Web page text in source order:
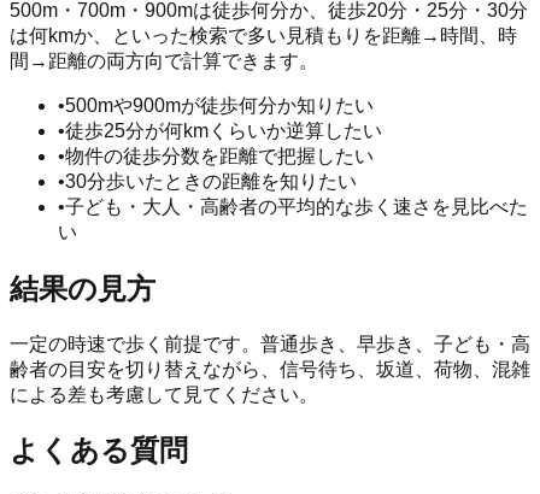
500m・700m・900mは徒歩何分か、徒歩20分・25分・30分
は何kmか、といった検索で多い見積もりを距離→時間、時
間→距離の両方向で計算できます。
•500mや900mが徒歩何分か知りたい
•徒歩25分が何kmくらいか逆算したい
•物件の徒歩分数を距離で把握したい
•30分歩いたときの距離を知りたい
•子ども・大人・高齢者の平均的な歩く速さを見比べた
い
結果の見方
一定の時速で歩く前提です。普通歩き、早歩き、子ども・高
齢者の目安を切り替えながら、信号待ち、坂道、荷物、混雑
による差も考慮して見てください。
よくある質問